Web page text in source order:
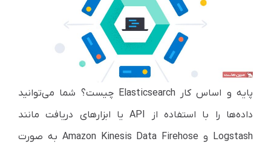
پایه و اساس کارElasticsearch چیست؟ شما می‌توانید
داده‌ها را با استفاده از APIیا ابزارهای دریافت مانند
Logstash و Amazon Kinesis Data Firehose به صورت